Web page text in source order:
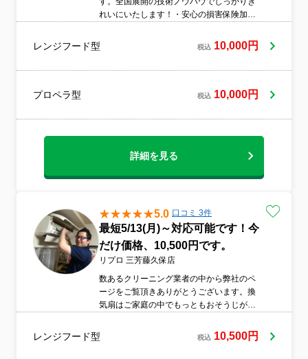
れいにいたします！・安心の損害保険加
リーニングや洗濯機クリーニングや水回り
クリーニング（キッチン・レンジフード・
レンジフード型 税込 10,000円
プロペラ型 税込 10,000円
詳細を見る
5.0 口コミ 3件
最短5/13(月)～対応可能です！今
だけ価格、10,500円です。
リプロ 三芳藤久保店
数あるクリーニング業者の中から弊社のペ
ージをご覧頂きありがとうございます。換
気扇はご家庭の中でもっともおそうじが面
くと油汚れでフィルターが目詰まりし換気
も悪くなってしまいます。 フィルターやフ
レンジフード型 税込 10,500円